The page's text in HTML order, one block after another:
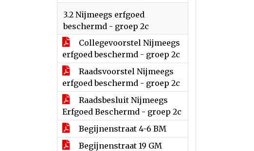
3.2 Nijmeegs erfgoed
beschermd - groep 2c
Collegevoorstel Nijmeegs
erfgoed beschermd - groep 2c
Raadsvoorstel Nijmeegs
erfgoed beschermd - groep 2c
Raadsbesluit Nijmeegs
Erfgoed Beschermd - groep 2c
Begijnenstraat 4-6 BM
Begijnenstraat 19 GM